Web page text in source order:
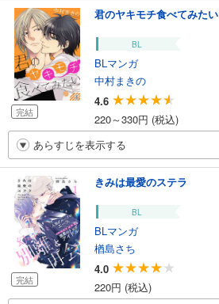
完結
君のヤキモチ食べてみたい
BL
BLマンガ
中村まきの
4.6
220～330円 (税込)
あらすじを表示する
完結
きみは最愛のステラ
BL
BLマンガ
楢島さち
4.0
220円 (税込)